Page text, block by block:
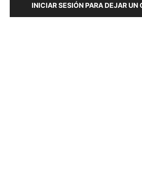
INICIAR SESIÓN PARA DEJAR UN